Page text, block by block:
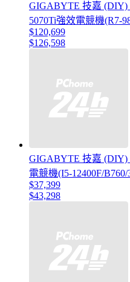
GIGABYTE 技嘉 (DIY)
5070Ti強效電競機(R7-
$120,699
$126,598
GIGABYTE 技嘉 (DIY)
電競機(I5-12400F/
$37,399
$43,298